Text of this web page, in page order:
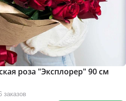
заказов
роза "Эксплорер" 90 см